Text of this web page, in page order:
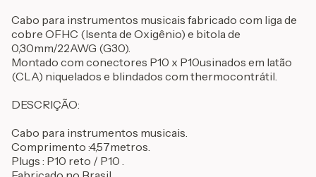
Cabo para instrumentos musicais fabricado com liga de
cobre OFHC (Isenta de Oxigênio) e bitola de
0,30mm/22AWG (G30).
Montado com conectores P10 x P10usinados em latão
(CLA) niquelados e blindados com thermocontrátil.
DESCRIÇÃO:
Cabo para instrumentos musicais.
Comprimento :4,57metros.
Plugs : P10 reto / P10 .